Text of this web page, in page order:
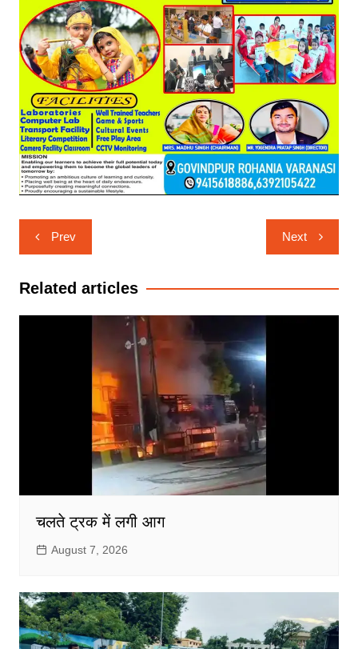
Post
navigation
Prev Next
Related articles
चलते ट्रक में लगी आग
August 7, 2026